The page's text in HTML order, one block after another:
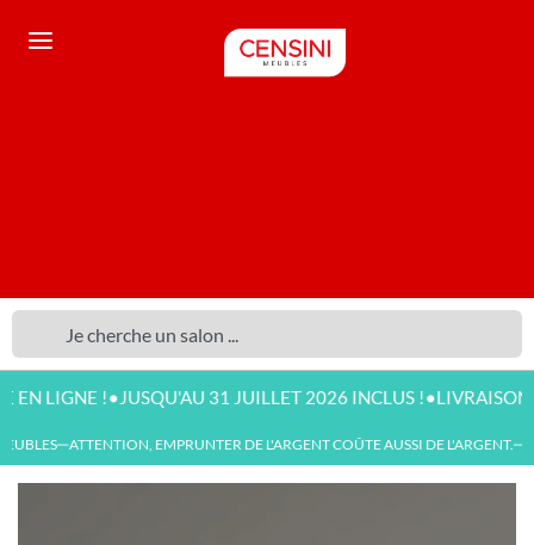
!•JUSQU'AU 31 JUILLET 2026 INCLUS !•LIVRAISON
—ATTENTION, EMPRUNTER DE L'ARGENT COÛTE AUSSI DE L'ARGENT.—